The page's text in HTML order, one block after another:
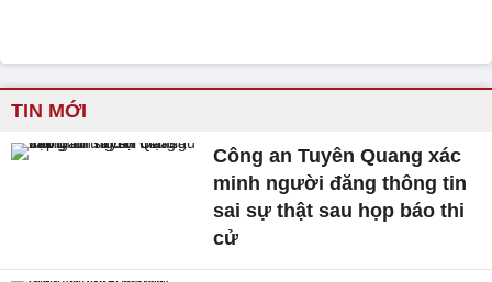
TIN MỚI
Công an Tuyên Quang xác
minh người đăng thông tin
sai sự thật sau họp báo thi
cử